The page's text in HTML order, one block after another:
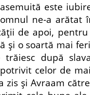
este
ne-a arătat
de apoi,
şi o soartă mai
după
celor de
zis şi Avraam